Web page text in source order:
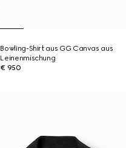
Bowling-Shirt aus GG Canvas aus
Leinenmischung
€ 950